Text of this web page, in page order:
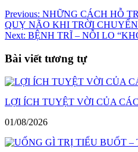
Điều
hướng
viết
Previous: NHỮNG CÁCH HỖ
QUỴ NÃO KHI TRỜI
Next: BỆNH TRĨ – NỖI LO
Bài viết tương tự
LỢI ÍCH TUYỆT VỜI CỦA
01/08/2026